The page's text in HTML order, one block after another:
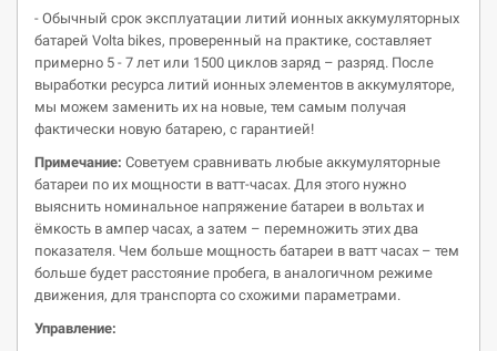
- Обычный срок эксплуатации литий ионных аккумуляторных
батарей Volta bikes, проверенный на практике, составляет
примерно 5 - 7 лет или 1500 циклов заряд – разряд. После
выработки ресурса литий ионных элементов в аккумуляторе,
мы можем заменить их на новые, тем самым получая
фактически новую батарею, с гарантией!
Примечание: Советуем сравнивать любые аккумуляторные
батареи по их мощности в ватт-часах. Для этого нужно
выяснить номинальное напряжение батареи в вольтах и
ёмкость в ампер часах, а затем – перемножить этих два
показателя. Чем больше мощность батареи в ватт часах – тем
больше будет расстояние пробега, в аналогичном режиме
движения, для транспорта со схожими параметрами.
Управление: